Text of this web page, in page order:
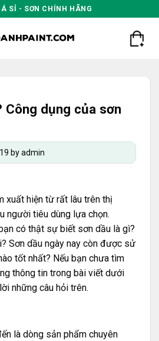
SỈ - SƠN CHÍNH HÃNG
Công dụng của sơn
byadmin
xuất hiện từ rất lâu trên thị
người tiêu dùng lựa chọn.
có thật sự biết sơn dầu là gì?
Sơn dầu ngày nay còn được sử
tốt nhất? Nếu bạn chưa tìm
thông tin trong bài viết dưới
những câu hỏi trên.
là dòng sản phẩm chuyên